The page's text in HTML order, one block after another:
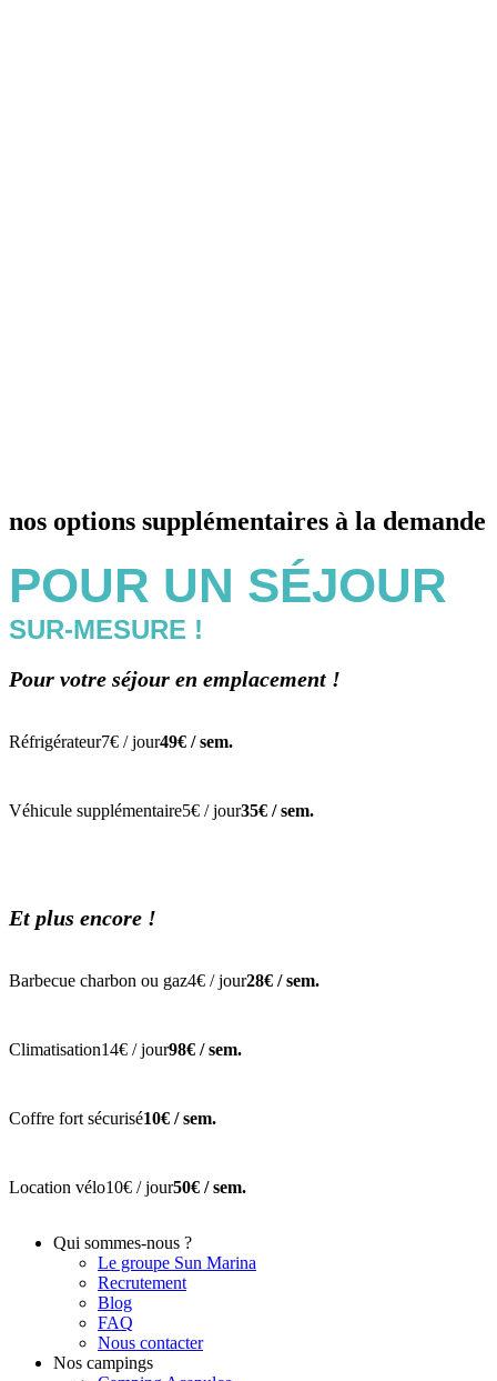
nos options supplémentaires à la demande
POUR UN SÉJOUR
SUR-MESURE !
Pour votre séjour en emplacement !
Réfrigérateur7€ / jour49€ / sem.
Véhicule supplémentaire5€ / jour35€ / sem.
Et plus encore !
Barbecue charbon ou gaz4€ / jour28€ / sem.
Climatisation14€ / jour98€ / sem.
Coffre fort sécurisé10€ / sem.
Location vélo10€ / jour50€ / sem.
Qui sommes-nous ?
Le groupe Sun Marina
Recrutement
Blog
FAQ
Nous contacter
Nos campings